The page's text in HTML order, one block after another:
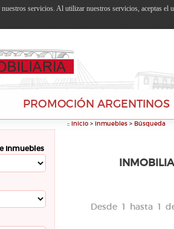
PROMOCIÓN ARGENTINOS
inmuebles
:: Inicio > Inmuebles > Búsqueda
Desde 1 hasta 1
servicios. Al utilizar nuestros servicios, aceptas el